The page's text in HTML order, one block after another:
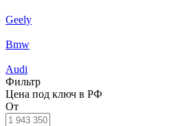
Geely
Bmw
Audi
Фильтр
Цена под ключ в РФ
От